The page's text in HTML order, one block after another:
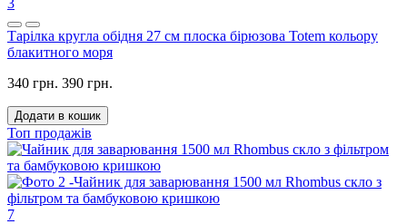
3
Тарілка кругла обідня 27 см плоска бірюзова Totem кольору
блакитного моря
340 грн. 390 грн.
Додати в кошик
Топ продажів
7